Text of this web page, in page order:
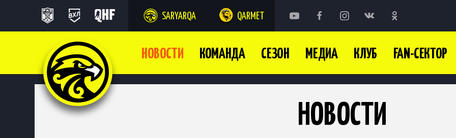
SARYARQA QARMET
НОВОСТИ КОМАНДА СЕЗОН МЕДИА КЛУБ FAN-СЕКТОР
НОВОСТИ